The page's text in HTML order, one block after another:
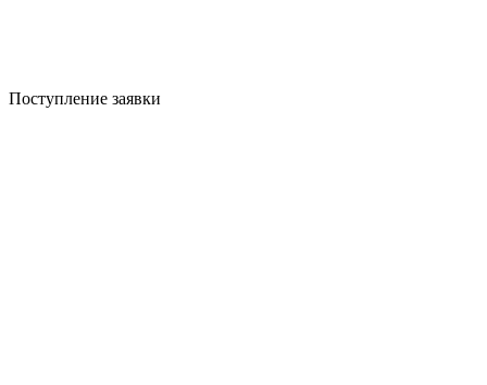
Поступление заявки